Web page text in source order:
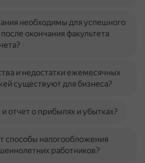
необходимы для успешного
окончания факультета
и недостатки ежемесячных
существуют для бизнеса?
и отчет о прибылях и убытках?
способы налогообложения
работников?